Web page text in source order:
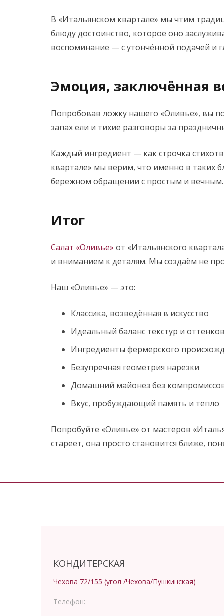
В «Итальянском квартале» мы чтим
блюду достоинство, которое оно
воспоминание — с утончённой подачей и
Эмоция, заключённая
Попробовав ложку нашего «Оливье», вы
запах ели и тихие разговоры за
Каждый ингредиент — как строчка
квартале» мы верим, что именно в таких
бережном обращении с простым и вечным.
Итог
Салат «Оливье» от «Итальянского
и вниманием к деталям. Мы создаём не
Наш «Оливье» — это:
Классика, возведённая в искусство
Идеальный баланс текстур и оттенков
Ингредиенты фермерского
Безупречная геометрия нарезки
Домашний майонез без
Вкус, пробуждающий память и тепло
Попробуйте «Оливье» от мастеров
стареет, она просто становится ближе,
КОНДИТЕРСКАЯ
Чехова 72/155 (угол /Чехова/Пушкинская)
Телефон: